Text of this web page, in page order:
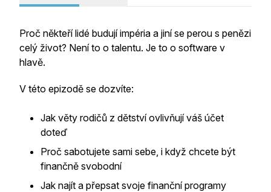
Proč někteří lidé budují impéria a jiní se perou s penězi
celý život? Není to o talentu. Je to o software v
hlavě.
V této epizodě se dozvíte:
Jak věty rodičů z dětství ovlivňují váš účet
doteď
Proč sabotujete sami sebe, i když chcete být
finančně svobodní
Jak najít a přepsat svoje finanční programy